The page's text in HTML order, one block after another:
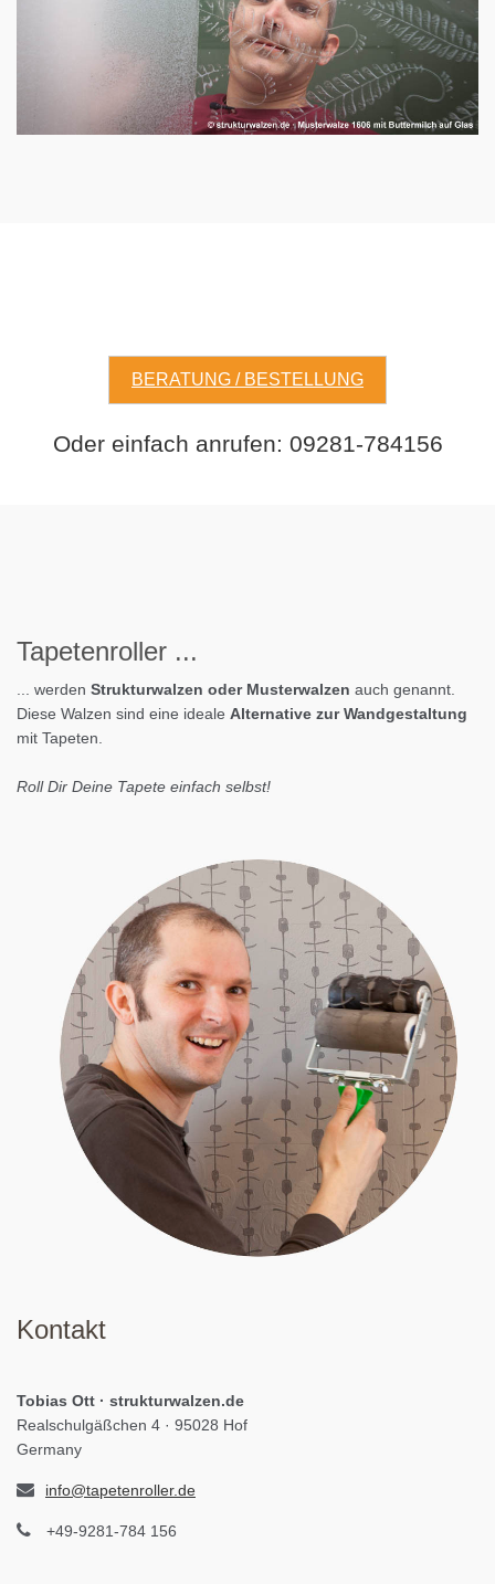
BERATUNG / BESTELLUNG
Oder einfach anrufen: 09281-784156
Tapetenroller ...
... werden Strukturwalzen oder Musterwalzen auch genannt.
Diese Walzen sind eine ideale Alternative zur Wandgestaltung
mit Tapeten.
Roll Dir Deine Tapete einfach selbst!
Kontakt
Tobias Ott · strukturwalzen.de
Realschulgäßchen 4 · 95028 Hof
Germany
info@tapetenroller.de
+49-9281-784 156